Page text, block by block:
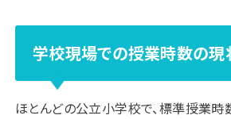
学校現場での授業時数の現
ほとんどの公立小学校で、標準授業時